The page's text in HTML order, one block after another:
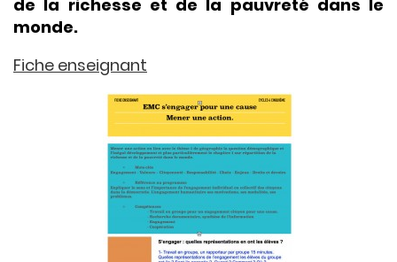
de la richesse et de la pauvreté dans le
monde.
Fiche enseignant